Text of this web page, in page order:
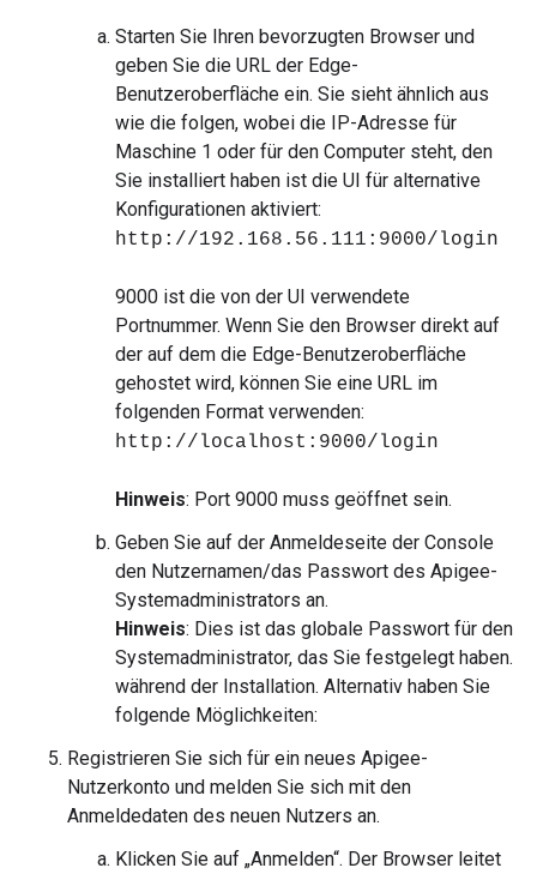
Starten Sie Ihren bevorzugten Browser und
geben Sie die URL der Edge-
Benutzeroberfläche ein. Sie sieht ähnlich aus
wie die folgen, wobei die IP-Adresse für
Maschine 1 oder für den Computer steht, den
Sie installiert haben ist die UI für alternative
Konfigurationen aktiviert:
http://192.168.56.111:9000/login
9000 ist die von der UI verwendete
Portnummer. Wenn Sie den Browser direkt auf
der auf dem die Edge-Benutzeroberfläche
gehostet wird, können Sie eine URL im
folgenden Format verwenden:
http://localhost:9000/login
Hinweis: Port 9000 muss geöffnet sein.
Geben Sie auf der Anmeldeseite der Console
den Nutzernamen/das Passwort des Apigee-
Systemadministrators an.
Hinweis: Dies ist das globale Passwort für den
Systemadministrator, das Sie festgelegt haben.
während der Installation. Alternativ haben Sie
folgende Möglichkeiten:
Registrieren Sie sich für ein neues Apigee-
Nutzerkonto und melden Sie sich mit den
Anmeldedaten des neuen Nutzers an.
Klicken Sie auf „Anmelden“. Der Browser leitet